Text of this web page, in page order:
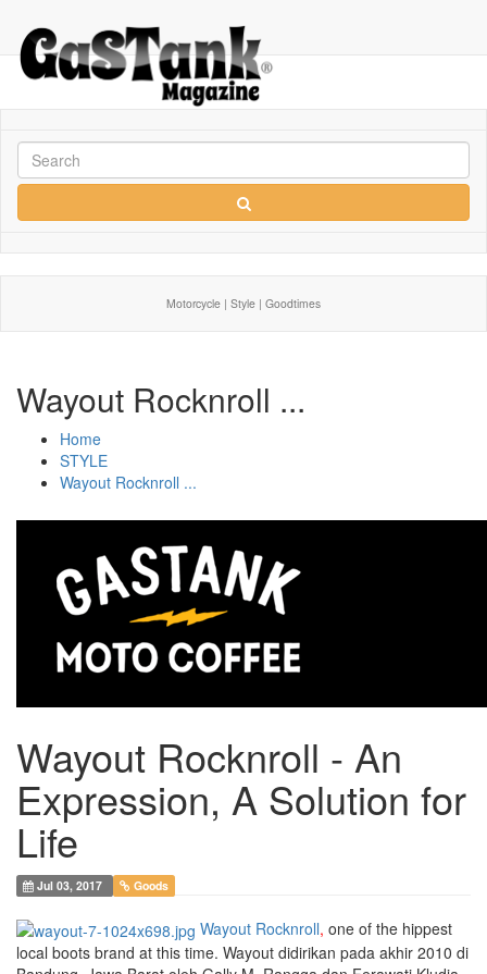
Motorcycle | Style | Goodtimes
Wayout Rocknroll ...
Home
STYLE
Wayout Rocknroll ...
Wayout Rocknroll - An
Expression, A Solution for
Life
Jul 03, 2017 Goods
Wayout Rocknroll, one of the hippest
local boots brand at this time. Wayout didirikan pada akhir 2010 di